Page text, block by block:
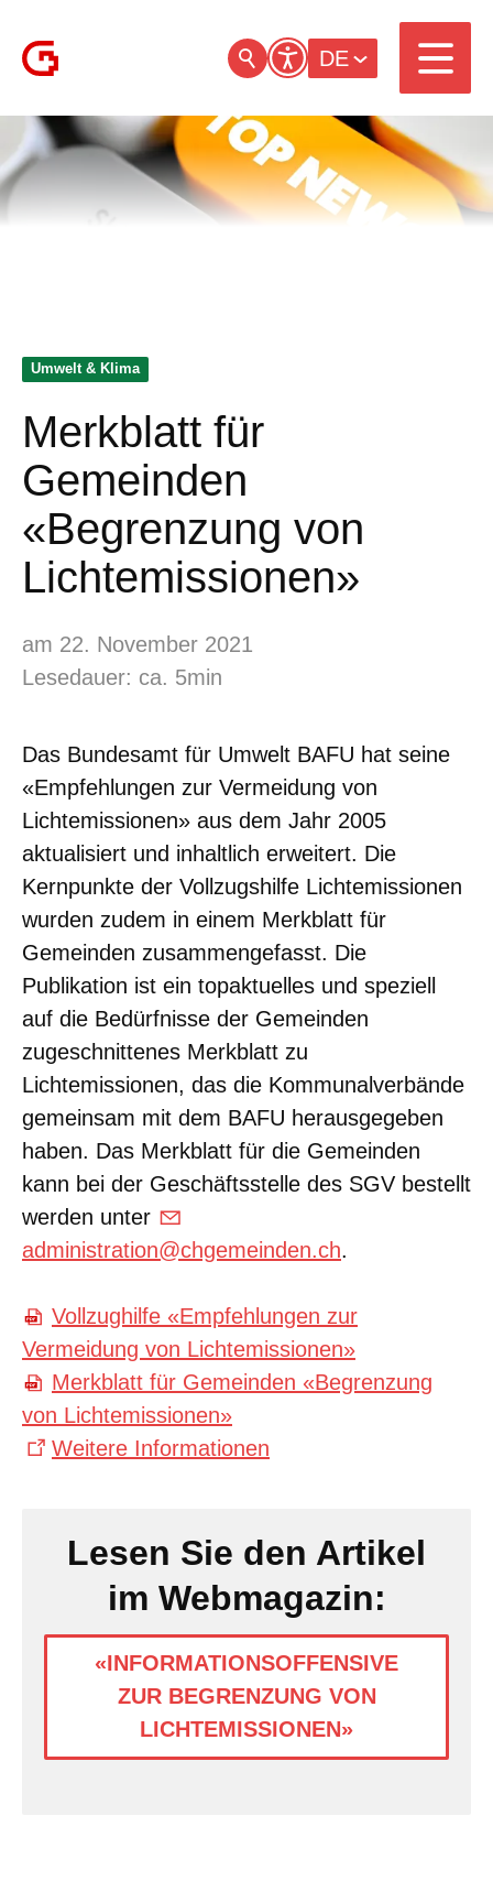
DE
Umwelt & Klima
Merkblatt für
Gemeinden
«Begrenzung von
Lichtemissionen»
am 22. November 2021
Lesedauer: ca. 5min
Das Bundesamt für Umwelt BAFU hat seine
«Empfehlungen zur Vermeidung von
Lichtemissionen» aus dem Jahr 2005
aktualisiert und inhaltlich erweitert. Die
Kernpunkte der Vollzugshilfe Lichtemissionen
wurden zudem in einem Merkblatt für
Gemeinden zusammengefasst. Die
Publikation ist ein topaktuelles und speziell
auf die Bedürfnisse der Gemeinden
zugeschnittenes Merkblatt zu
Lichtemissionen, das die Kommunalverbände
gemeinsam mit dem BAFU herausgegeben
haben. Das Merkblatt für die Gemeinden
kann bei der Geschäftsstelle des SGV bestellt
werden unter
administration@chgemeinden.ch.
Vollzughilfe «Empfehlungen zur
Vermeidung von Lichtemissionen»
Merkblatt für Gemeinden «Begrenzung
von Lichtemissionen»
Weitere Informationen
Lesen Sie den Artikel
im Webmagazin:
«INFORMATIONSOFFENSIVE
ZUR BEGRENZUNG VON
LICHTEMISSIONEN»